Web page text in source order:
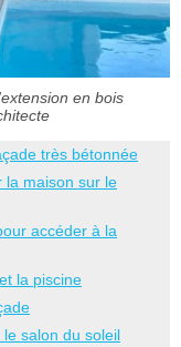
en bois
très bétonnée
la maison sur le
accéder à la
la piscine
salon du soleil